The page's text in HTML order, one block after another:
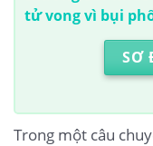
tử vong vì bụi
SƠ
Trong một câu